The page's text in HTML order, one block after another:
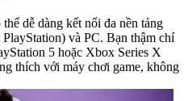
dễ dàng kết nối đa nền tảng
và PC. Bạn thậm chí
5 hoặc Xbox Series X
thích với máy chơi game, không